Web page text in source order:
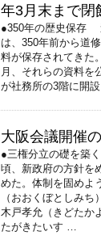
年3月末まで閉
●350年の歴史保存
は、350年前から道
料が保存されてきた
月、それらの資料を
が社務所の3階に
大阪会議開催
●三権分立の礎を築
頃、新政府の方針を
めた。体制を固めよ
（おおくぼとしみ
木戸孝允（きどたか
たがきたいす …